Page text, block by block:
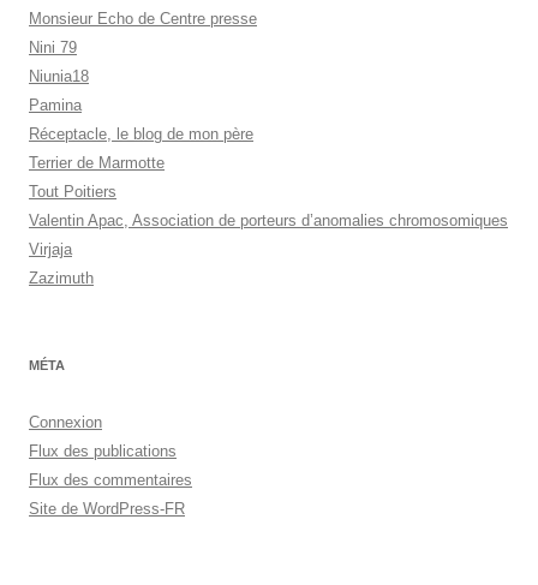
Monsieur Echo de Centre presse
Nini 79
Niunia18
Pamina
Réceptacle, le blog de mon père
Terrier de Marmotte
Tout Poitiers
Valentin Apac, Association de porteurs d’anomalies chromosomiques
Virjaja
Zazimuth
MÉTA
Connexion
Flux des publications
Flux des commentaires
Site de WordPress-FR